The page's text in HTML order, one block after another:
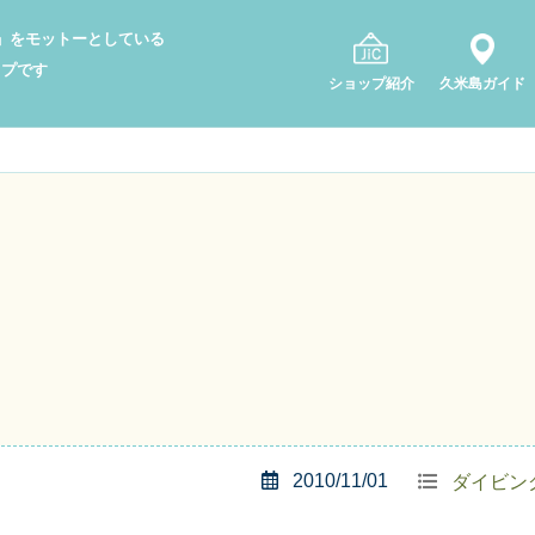
をモットーとしている
です
ショップ紹介 久米島ガイド
ダイビン
2010/11/01